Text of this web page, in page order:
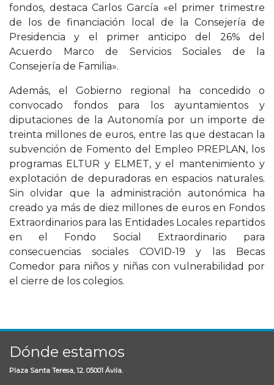
fondos, destaca Carlos García «el primer trimestre
de los de financiación local de la Consejería de
Presidencia y el primer anticipo del 26% del
Acuerdo Marco de Servicios Sociales de la
Consejería de Familia».
Además, el Gobierno regional ha concedido o
convocado fondos para los ayuntamientos y
diputaciones de la Autonomía por un importe de
treinta millones de euros, entre las que destacan la
subvención de Fomento del Empleo PREPLAN, los
programas ELTUR y ELMET, y el mantenimiento y
explotación de depuradoras en espacios naturales.
Sin olvidar que la administración autonómica ha
creado ya más de diez millones de euros en Fondos
Extraordinarios para las Entidades Locales repartidos
en el Fondo Social Extraordinario para
consecuencias sociales COVID-19 y las Becas
Comedor para niños y niñas con vulnerabilidad por
el cierre de los colegios.
Dónde estamos
Plaza Santa Teresa, 12. 05001 Ávila.